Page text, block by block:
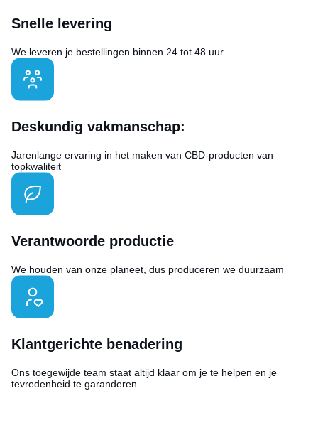
Snelle levering
We leveren je bestellingen binnen 24 tot 48 uur
Deskundig vakmanschap:
Jarenlange ervaring in het maken van CBD-producten van
topkwaliteit
Verantwoorde productie
We houden van onze planeet, dus produceren we duurzaam
Klantgerichte benadering
Ons toegewijde team staat altijd klaar om je te helpen en je
tevredenheid te garanderen.